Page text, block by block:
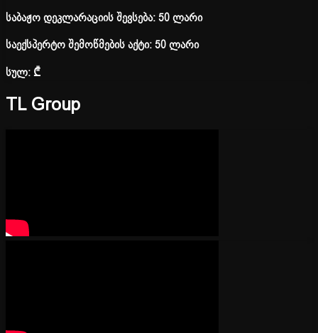
საბაჟო დეკლარაციის შევსება: 50 ლარი
საექსპერტო შემოწმების აქტი: 50 ლარი
სულ:₾
TL Group